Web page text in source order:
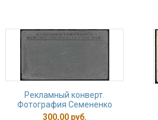
Рекламный конверт.
Фотография Семененко
300,00 руб.